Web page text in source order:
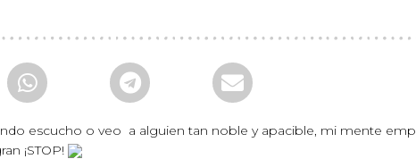
escucho o veo a alguien tan noble y apacible, mi mente
¡STOP!